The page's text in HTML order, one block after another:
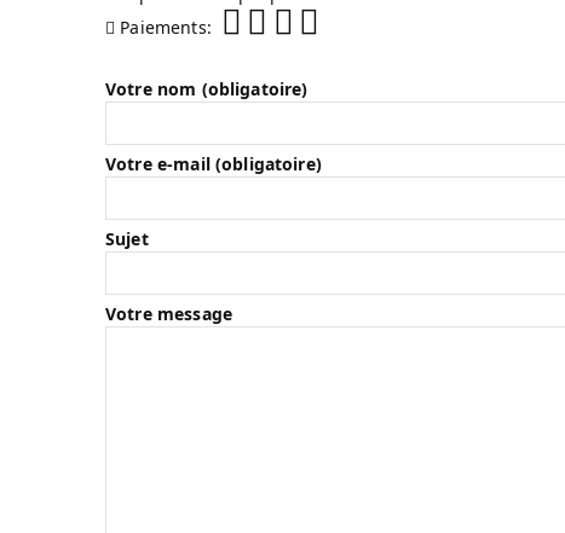
Paiements:
Votre nom (obligatoire)
Votre e-mail (obligatoire)
Sujet
Votre message